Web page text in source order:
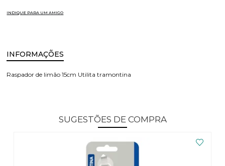
INDIQUE PARA UM AMIGO
INFORMAÇÕES
Raspador de limão 15cm Utilita tramontina
SUGESTÕES DE COMPRA